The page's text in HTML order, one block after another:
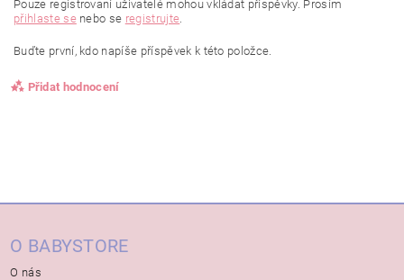
Pouze registrovaní uživatelé mohou vkládat příspěvky. Prosím
přihlaste senebo se registrujte
Buďte první, kdo napíše příspěvek k této položce.
Přidat hodnocení
O BABYSTORE
O nás